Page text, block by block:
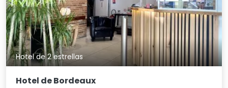
Hotel de 2 estrellas
Hotel de Bordeaux